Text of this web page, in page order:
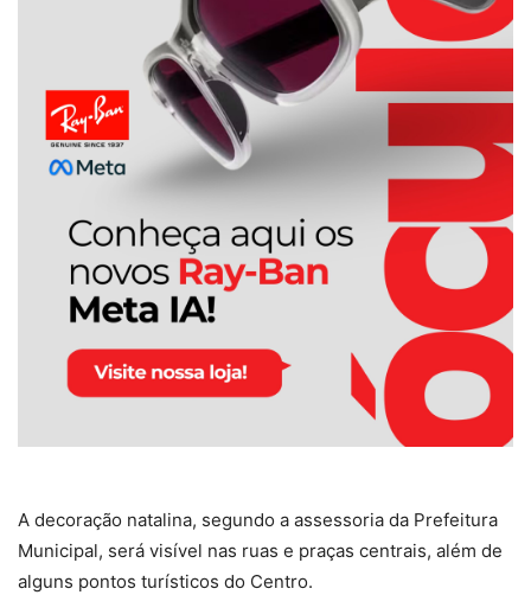
A decoração natalina, segundo a assessoria da Prefeitura
Municipal, será visível nas ruas e praças centrais, além de
alguns pontos turísticos do Centro.